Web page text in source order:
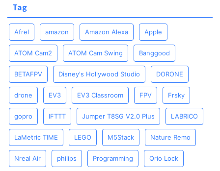
Tag
Afrel amazon Amazon Alexa Apple
ATOM Cam2 ATOM Cam Swing Banggood
BETAFPV Disney's Hollywood Studio DORONE
drone EV3 EV3 Classroom FPV Frsky
gopro IFTTT Jumper T8SG V2.0 Plus LABRICO
LaMetric TIME LEGO M5Stack Nature Remo
Nreal Air philips Programming Qrio Lock